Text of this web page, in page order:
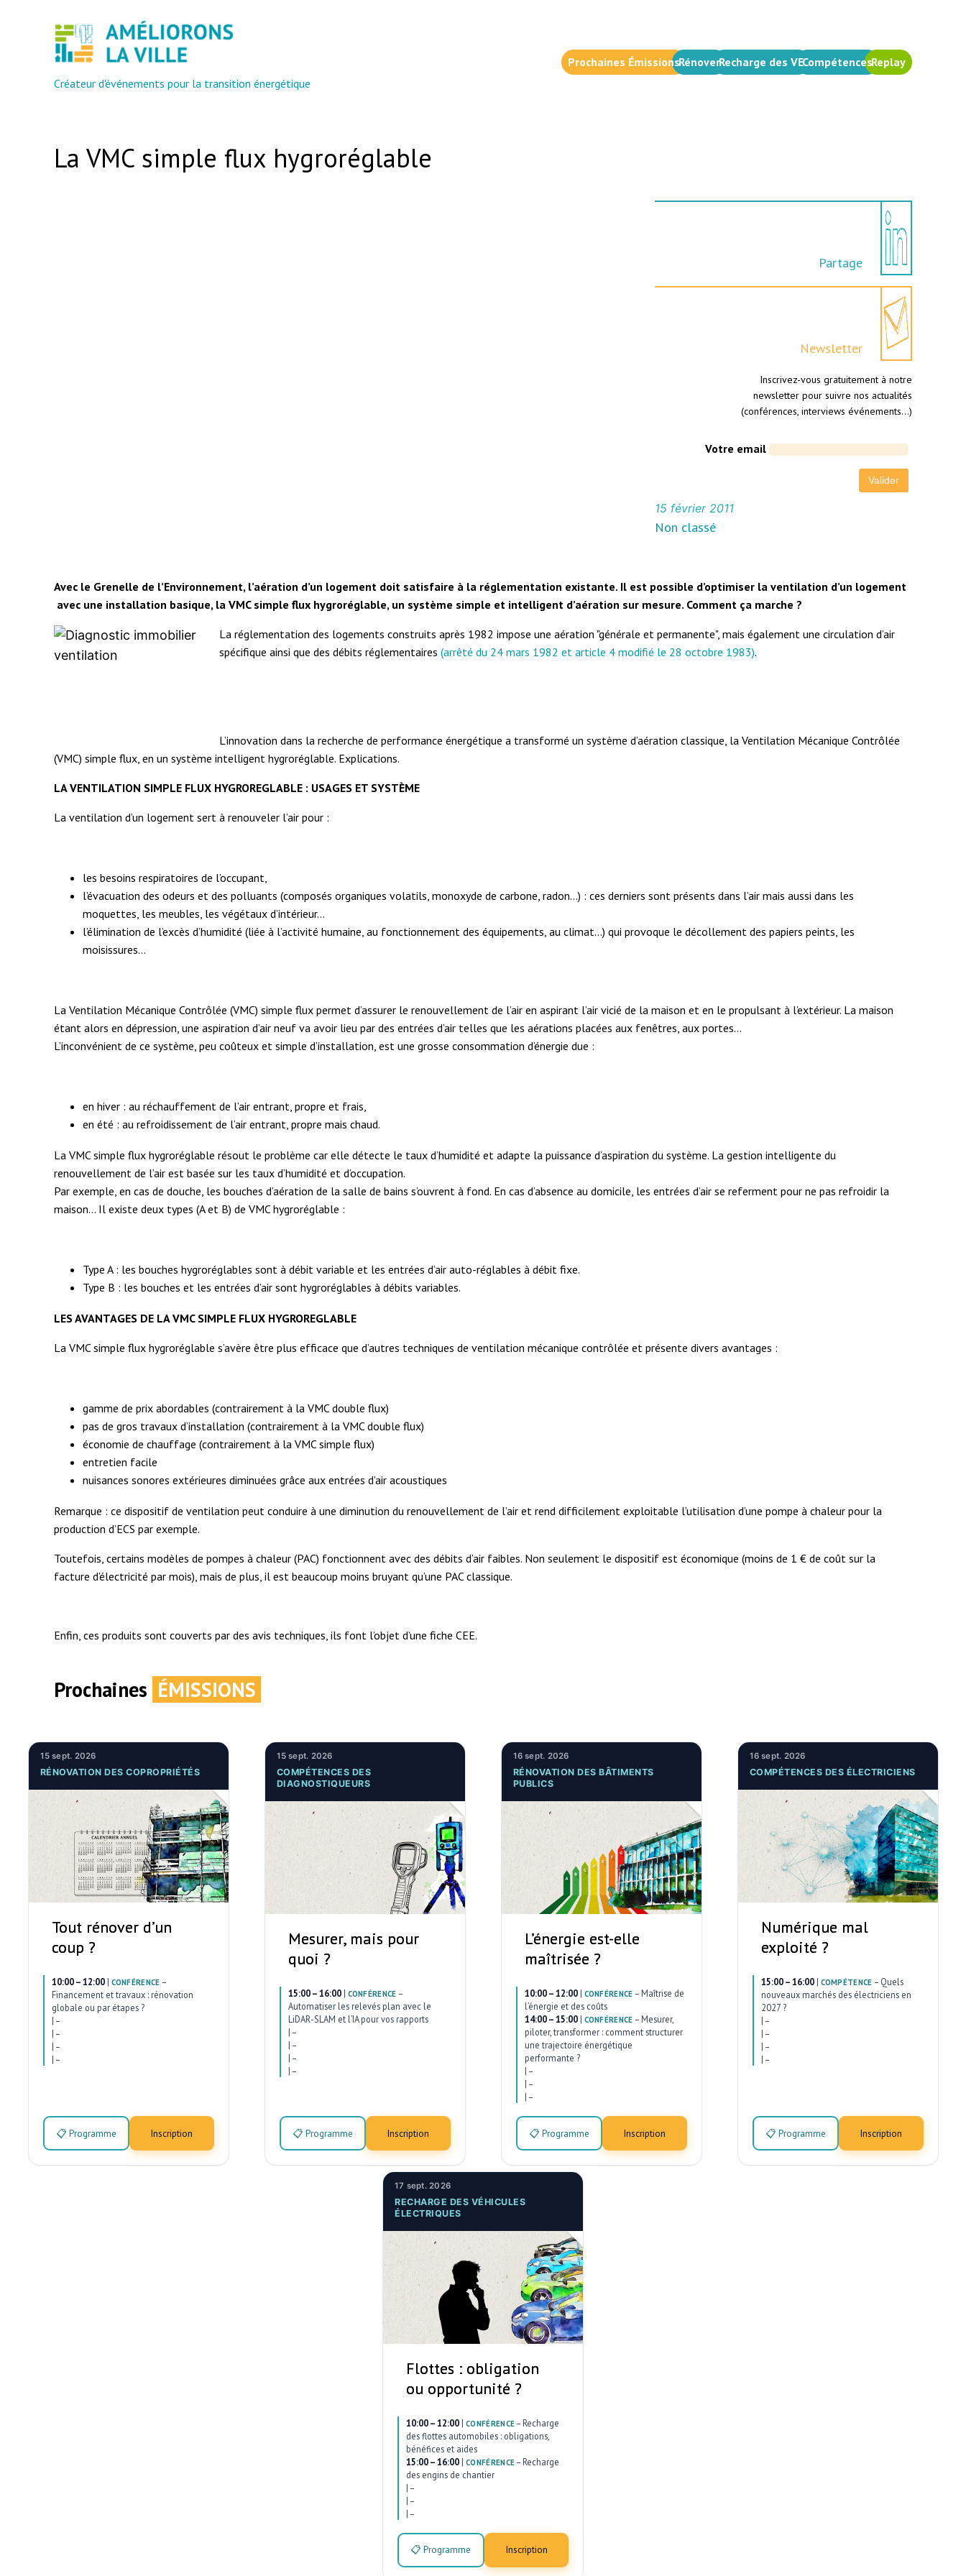
Créateur d'événements pour la transition énergétique
Prochaines ÉmissionsRénoverRecharge des VECompétencesReplay
La VMC simple flux hygroréglable
Partage
Newsletter
Inscrivez-vous gratuitement à notre
newsletter pour suivre nos actualités
(conférences, interviews événements…)
Votre email
15 février 2011
Non classé
Avec le Grenelle de l’Environnement, l’aération d’un logement doit satisfaire à la réglementation existante. Il est possible d’optimiser la ventilation d’un logement
avec une installation basique, la VMC simple flux hygroréglable, un système simple et intelligent d’aération sur mesure. Comment ça marche ?
La réglementation des logements construits après 1982 impose une aération "générale et permanente", mais également une circulation d’air
spécifique ainsi que des débits réglementaires(arrêté du 24 mars 1982 et article 4 modifié le 28 octobre 1983).
L’innovation dans la recherche de performance énergétique a transformé un système d’aération classique, la Ventilation Mécanique Contrôlée
(VMC) simple flux, en un système intelligent hygroréglable. Explications.
LA VENTILATION SIMPLE FLUX HYGROREGLABLE : USAGES ET SYSTÈME
La ventilation d’un logement sert à renouveler l’air pour :
les besoins respiratoires de l’occupant,
l’évacuation des odeurs et des polluants (composés organiques volatils, monoxyde de carbone, radon…) : ces derniers sont présents dans l’air mais aussi dans les
moquettes, les meubles, les végétaux d’intérieur…
l’élimination de l’excès d’humidité (liée à l’activité humaine, au fonctionnement des équipements, au climat…) qui provoque le décollement des papiers peints, les
moisissures…
La Ventilation Mécanique Contrôlée (VMC) simple flux permet d’assurer le renouvellement de l’air en aspirant l’air vicié de la maison et en le propulsant à l’extérieur. La maison
étant alors en dépression, une aspiration d’air neuf va avoir lieu par des entrées d’air telles que les aérations placées aux fenêtres, aux portes…
L’inconvénient de ce système, peu coûteux et simple d’installation, est une grosse consommation d’énergie due :
en hiver : au réchauffement de l’air entrant, propre et frais,
en été : au refroidissement de l’air entrant, propre mais chaud.
La VMC simple flux hygroréglable résout le problème car elle détecte le taux d’humidité et adapte la puissance d’aspiration du système. La gestion intelligente du
renouvellement de l’air est basée sur les taux d’humidité et d’occupation.
Par exemple, en cas de douche, les bouches d’aération de la salle de bains s’ouvrent à fond. En cas d’absence au domicile, les entrées d’air se referment pour ne pas refroidir la
maison… Il existe deux types (A et B) de VMC hygroréglable :
Type A : les bouches hygroréglables sont à débit variable et les entrées d’air auto-réglables à débit fixe.
Type B : les bouches et les entrées d’air sont hygroréglables à débits variables.
LES AVANTAGES DE LA VMC SIMPLE FLUX HYGROREGLABLE
La VMC simple flux hygroréglable s’avère être plus efficace que d’autres techniques de ventilation mécanique contrôlée et présente divers avantages :
gamme de prix abordables (contrairement à la VMC double flux)
pas de gros travaux d’installation (contrairement à la VMC double flux)
économie de chauffage (contrairement à la VMC simple flux)
entretien facile
nuisances sonores extérieures diminuées grâce aux entrées d’air acoustiques
Remarque : ce dispositif de ventilation peut conduire à une diminution du renouvellement de l’air et rend difficilement exploitable l’utilisation d’une pompe à chaleur pour la
production d’ECS par exemple.
Toutefois, certains modèles de pompes à chaleur (PAC) fonctionnent avec des débits d’air faibles. Non seulement le dispositif est économique (moins de 1 € de coût sur la
facture d’électricité par mois), mais de plus, il est beaucoup moins bruyant qu’une PAC classique.
Enfin, ces produits sont couverts par des avis techniques, ils font l’objet d’une fiche CEE.
Prochaines ÉMISSIONS
15 sept. 2026
RÉNOVATION DES COPROPRIÉTÉS
Tout rénover d’un
coup ?
10:00 – 12:00| CONFÉRENCE –
Financement et travaux : rénovation
globale ou par étapes ?
| –
| –
| –
| –
📋 Programme Inscription
15 sept. 2026
COMPÉTENCES DES
DIAGNOSTIQUEURS
Mesurer, mais pour
quoi ?
15:00 – 16:00| CONFÉRENCE –
Automatiser les relevés plan avec le
LiDAR-SLAM et l’IA pour vos rapports
| –
| –
| –
| –
📋 Programme Inscription
16 sept. 2026
RÉNOVATION DES BÂTIMENTS
PUBLICS
L’énergie est-elle
maîtrisée ?
10:00 – 12:00| CONFÉRENCE – Maîtrise de
l’énergie et des coûts
14:00 – 15:00| CONFÉRENCE – Mesurer,
piloter, transformer : comment structurer
une trajectoire énergétique
performante ?
| –
| –
| –
📋 Programme Inscription
16 sept. 2026
COMPÉTENCES DES ÉLECTRICIENS
Numérique mal
exploité ?
15:00 – 16:00| COMPÉTENCE – Quels
nouveaux marchés des électriciens en
2027 ?
| –
| –
| –
| –
📋 Programme Inscription
17 sept. 2026
RECHARGE DES VÉHICULES
ÉLECTRIQUES
Flottes : obligation
ou opportunité ?
10:00 – 12:00 | CONFÉRENCE – Recharge
des flottes automobiles : obligations,
bénéfices et aides
15:00 – 16:00 | CONFÉRENCE – Recharge
des engins de chantier
| –
| –
| –
📋 Programme Inscription